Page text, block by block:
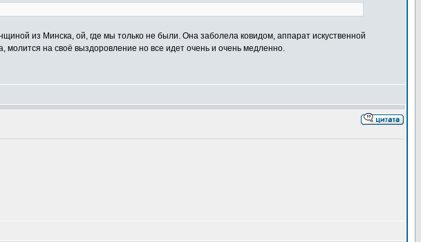
из Минска, ой, где мы только не были. Она заболела ковидом, аппарат искуственной
молится на своё выздоровление но все идет очень и очень медленно.